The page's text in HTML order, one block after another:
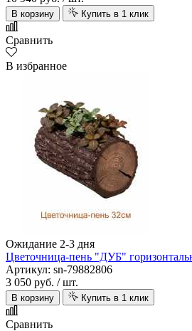
В корзину Купить в 1 клик
Сравнить
В избранное
Ожидание 2-3 дня
Цветочница-пень "ДУБ"
Артикул: sn-79882806
3 050 руб. / шт.
В корзину Купить в 1 клик
Сравнить